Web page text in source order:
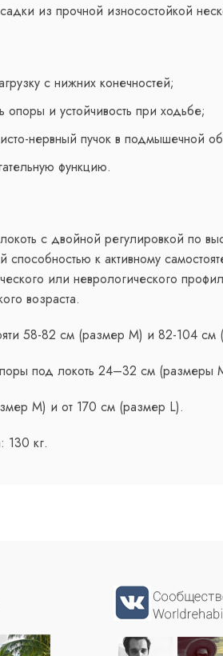
из прочной износостойкой
с нижних конечностей;
опоры и устойчивость при ходьбе;
нервный пучок в подмышечной
функцию.
с двойной регулировкой по
способностью к активному
или неврологического
возраста.
58-82 см (размер М) и 82-104 см
под локоть 24–32 см (размеры
М) и от 170 см (размер L).
130 кг.